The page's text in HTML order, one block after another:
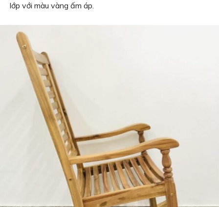
lớp với màu vàng ấm áp.